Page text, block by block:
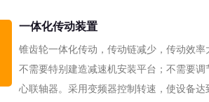
一体化传动装置
锥齿轮一体化传动，传动链减少，传动效
不需要特别建造减速机安装平台；不需要
心联轴器。采用变频器控制转速，使设备